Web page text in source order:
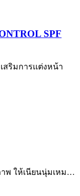
SPF
ริมการเเต่งหน้า
พ ให้เนียนนุ่มเหม…